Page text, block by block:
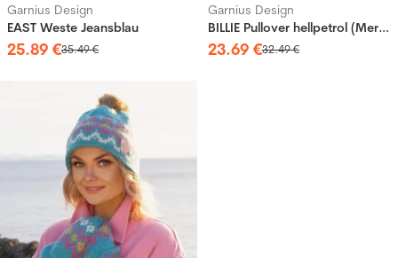
Garnius Design
EAST Weste Jeansblau
25.89 €35.49€
Garnius Design
BILLIE Pullover hellpetrol (Merinor)
23.69 €32.49€